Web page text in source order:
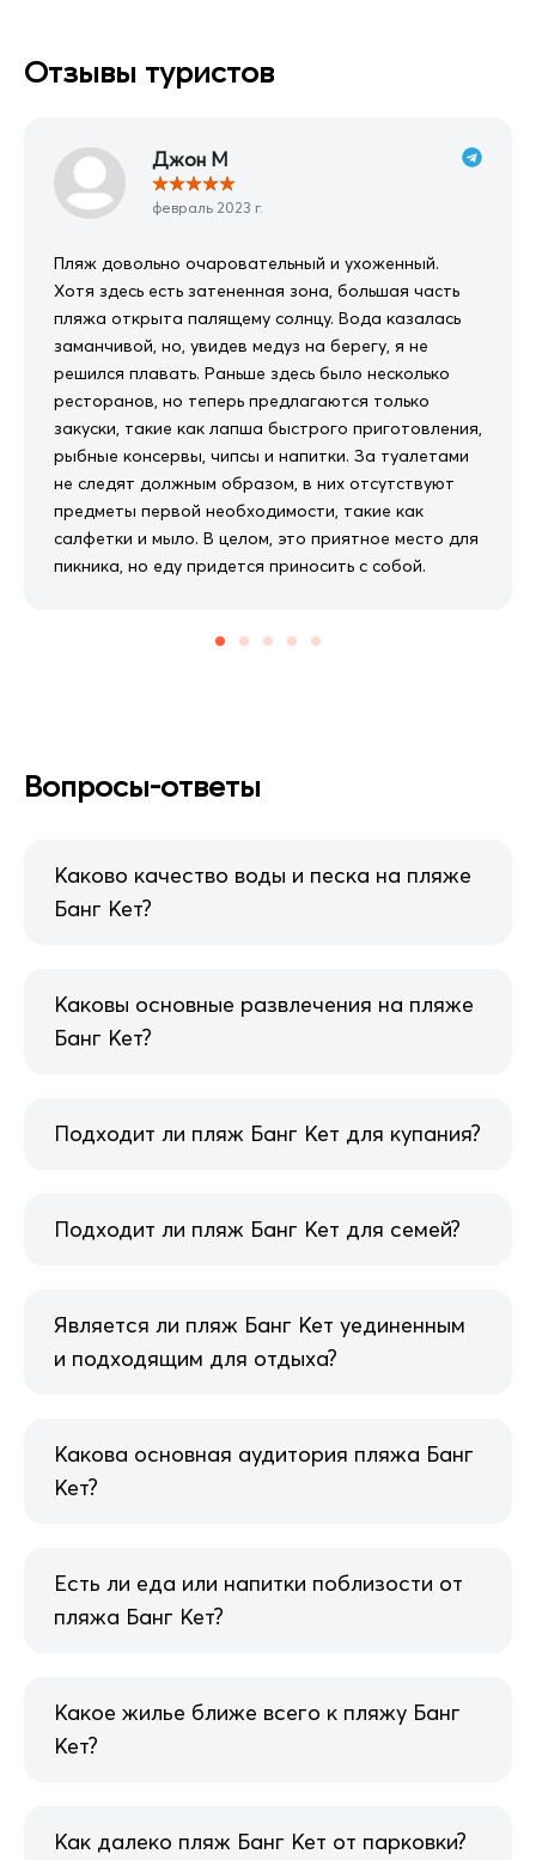
Отзывы туристов
Джон М
★★★★★
февраль 2023 г.
Пляж довольно очаровательный и ухоженный.
Хотя здесь есть затененная зона, большая часть
пляжа открыта палящему солнцу. Вода казалась
заманчивой, но, увидев медуз на берегу, я не
решился плавать. Раньше здесь было несколько
ресторанов, но теперь предлагаются только
закуски, такие как лапша быстрого приготовления,
рыбные консервы, чипсы и напитки. За туалетами
не следят должным образом, в них отсутствуют
предметы первой необходимости, такие как
салфетки и мыло. В целом, это приятное место для
пикника, но еду придется приносить с собой.
Вопросы-ответы
Каково качество воды и песка на пляже
Банг Кет?
Каковы основные развлечения на пляже
Банг Кет?
Подходит ли пляж Банг Кет для купания?
Подходит ли пляж Банг Кет для семей?
Является ли пляж Банг Кет уединенным
и подходящим для отдыха?
Какова основная аудитория пляжа Банг
Кет?
Есть ли еда или напитки поблизости от
пляжа Банг Кет?
Какое жилье ближе всего к пляжу Банг
Кет?
Как далеко пляж Банг Кет от парковки?